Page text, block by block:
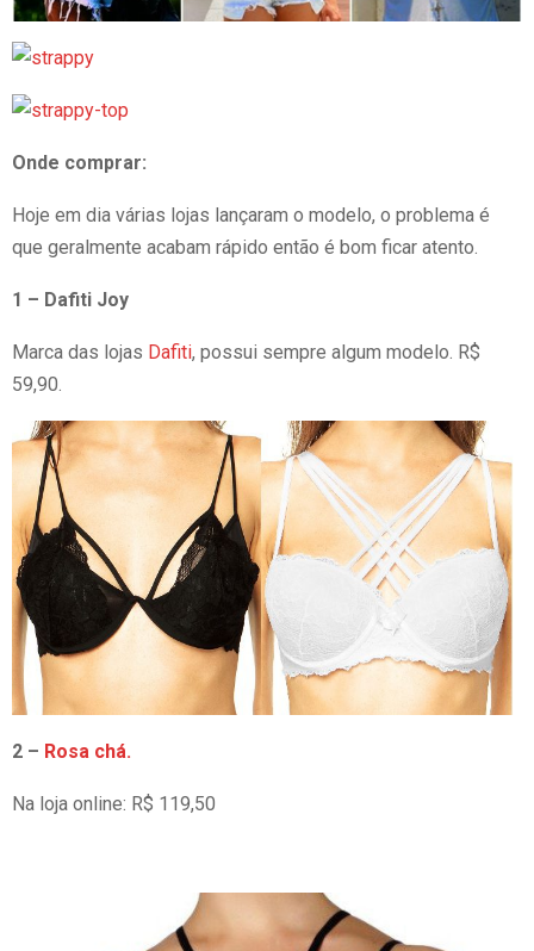
Onde comprar:
Hoje em dia várias lojas lançaram o modelo, o problema é
que geralmente acabam rápido então é bom ficar atento.
1 – Dafiti Joy
Marca das lojas Dafiti, possui sempre algum modelo. R$
59,90.
2 – Rosa chá.
Na loja online: R$ 119,50